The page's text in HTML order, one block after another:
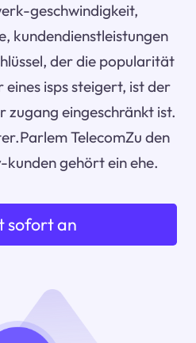
geschwindigkeit,
kundendienstleistungen
der die popularität
isps steigert, ist der
zugang eingeschränkt ist.
TelecomZu den
gehört ein ehe.
sofort an